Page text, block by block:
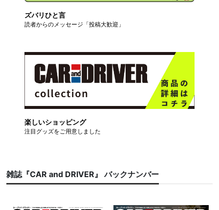
ズバリひと言
読者からのメッセージ「投稿大歓迎」
楽しいショッピング
注目グッズをご用意しました
雑誌『CAR and DRIVER』 バックナンバー